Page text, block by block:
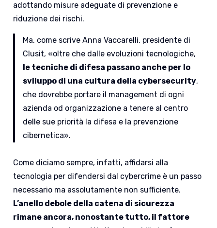
adottando misure adeguate di prevenzione e
riduzione dei rischi.
Ma, come scrive Anna Vaccarelli, presidente di
Clusit, «oltre che dalle evoluzioni tecnologiche,
le tecniche di difesa passano anche per lo
sviluppo di una cultura della cybersecurity,
che dovrebbe portare il management di ogni
azienda od organizzazione a tenere al centro
delle sue priorità la difesa e la prevenzione
cibernetica».
Come diciamo sempre, infatti, affidarsi alla
tecnologia per difendersi dal cybercrime è un passo
necessario ma assolutamente non sufficiente.
L’anello debole della catena di sicurezza
rimane ancora, nonostante tutto, il fattore